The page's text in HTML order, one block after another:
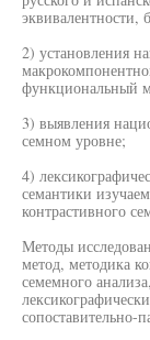
эквивалентности,
2) установления
функциональный
3) выявления
семном уровне;
4)
семантики
контрастивного
Методы
метод, методика
семемного
сопоставительно-